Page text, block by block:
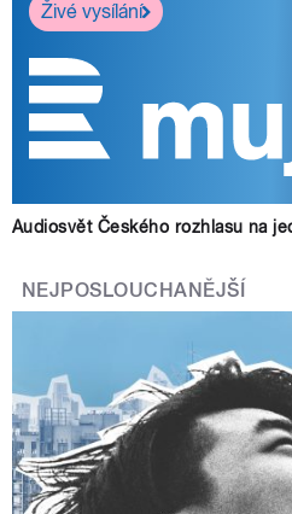
Živé vysílání
Audiosvět Českého rozhlasu na
NEJPOSLOUCHANĚJŠÍ